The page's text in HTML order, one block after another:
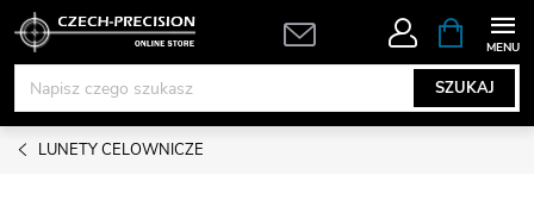
Przejść
treści
SZUKAJ
KOSZYK
LUNETY CELOWNICZE